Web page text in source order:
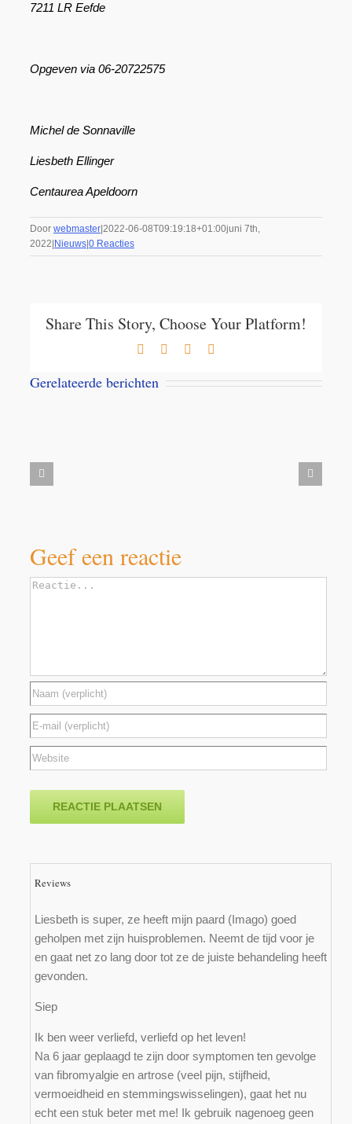
7211 LR Eefde
Opgeven via 06-20722575
Michel de Sonnaville
Liesbeth Ellinger
Centaurea Apeldoorn
Door webmaster 2022-06-08T09:19:18+01:00juni 7th,
2022 Nieuws 0 Reacties
Share This Story, Choose Your Platform!
Facebook LinkedIn
Gerelateerde berichten
kilo
Geef een reactie
Reactie
Reviews
Liesbeth is super, ze heeft mijn paard (Imago) goed
geholpen met zijn huisproblemen. Neemt de tijd voor je
en gaat net zo lang door tot ze de juiste behandeling heeft
gevonden.
Siep
Ik ben weer verliefd, verliefd op het leven!
Na 6 jaar geplaagd te zijn door symptomen ten gevolge
van fibromyalgie en artrose (veel pijn, stijfheid,
vermoeidheid en stemmingswisselingen), gaat het nu
echt een stuk beter met me! Ik gebruik nagenoeg geen